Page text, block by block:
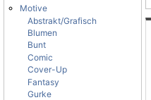
Motive
Abstrakt/Grafisch
Blumen
Bunt
Comic
Cover-Up
Fantasy
Gurke